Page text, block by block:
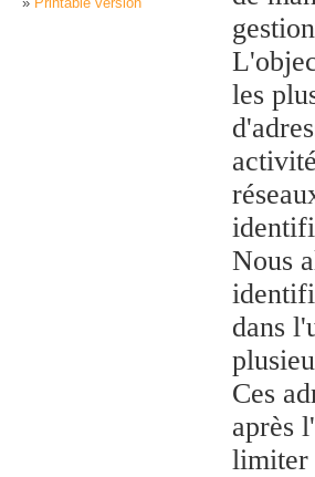
les
Nous
dans
Ces
après
limiter